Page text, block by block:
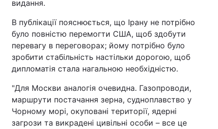
видання.
В публікації пояснюється, що Ірану не потрібно
було повністю перемогти США, щоб здобути
перевагу в переговорах; йому потрібно було
зробити стабільність настільки дорогою, щоб
дипломатія стала нагальною необхідністю.
"Для Москви аналогія очевидна. Газопроводи,
маршрути постачання зерна, судноплавство у
Чорному морі, окуповані території, ядерні
загрози та викрадені цивільні особи – все це